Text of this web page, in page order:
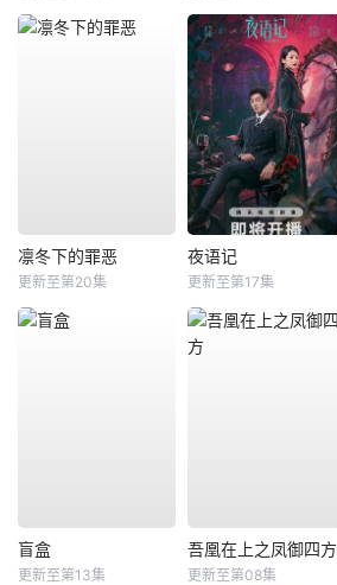
凛冬下的罪恶
更新至第20集
夜语记
更新至第17集
盲盒
更新至第13集
吾凰在上之凤御四方
更新至第08集